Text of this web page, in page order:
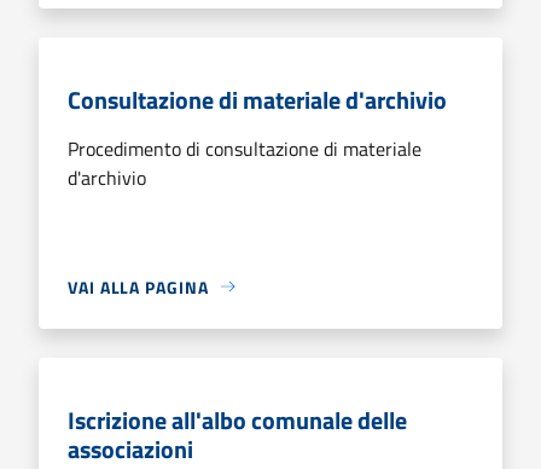
Consultazione di materiale d'archivio
Procedimento di consultazione di materiale
d'archivio
VAI ALLA PAGINA
Iscrizione all'albo comunale delle
associazioni